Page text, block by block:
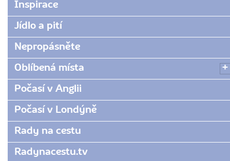
parky-
v-
londyne/
Inspirace
Jídlo a pití
Nepropásněte
Oblíbená místa
Počasí v Anglii
Počasí v Londýně
Rady na cestu
Radynacestu.tv